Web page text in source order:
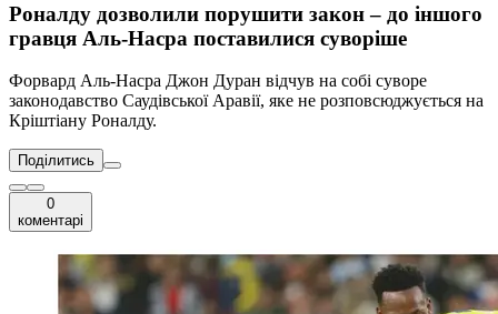
Роналду дозволили порушити закон – до іншого
гравця Аль-Насра поставилися суворіше
Форвард Аль-Насра Джон Дуран відчув на собі суворе
законодавство Саудівської Аравії, яке не розповсюджується на
Кріштіану Роналду.
Поділитись
0
коментарі